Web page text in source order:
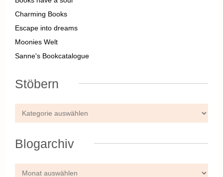
Charming Books
Escape into dreams
Moonies Welt
Sanne's Bookcatalogue
Stöbern
Blogarchiv